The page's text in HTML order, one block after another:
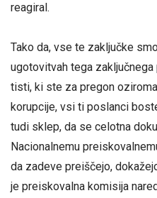
reagiral.
Tako da, vse te zaključke
ugotovitvah tega
tisti, ki ste za pregon
korupcije, vsi ti poslanci
tudi sklep, da se celotna
Nacionalnemu
da zadeve preiščejo,
je preiskovalna komisija